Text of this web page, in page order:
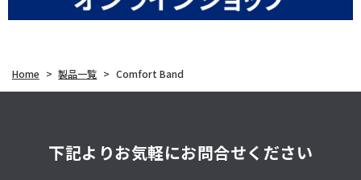
Home > 製品一覧 > Comfort Band
下記よりお気軽にお問合せください